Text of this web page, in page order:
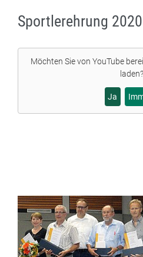
Sportlerehrung
Möchten Sie von YouTube
laden?
Ja